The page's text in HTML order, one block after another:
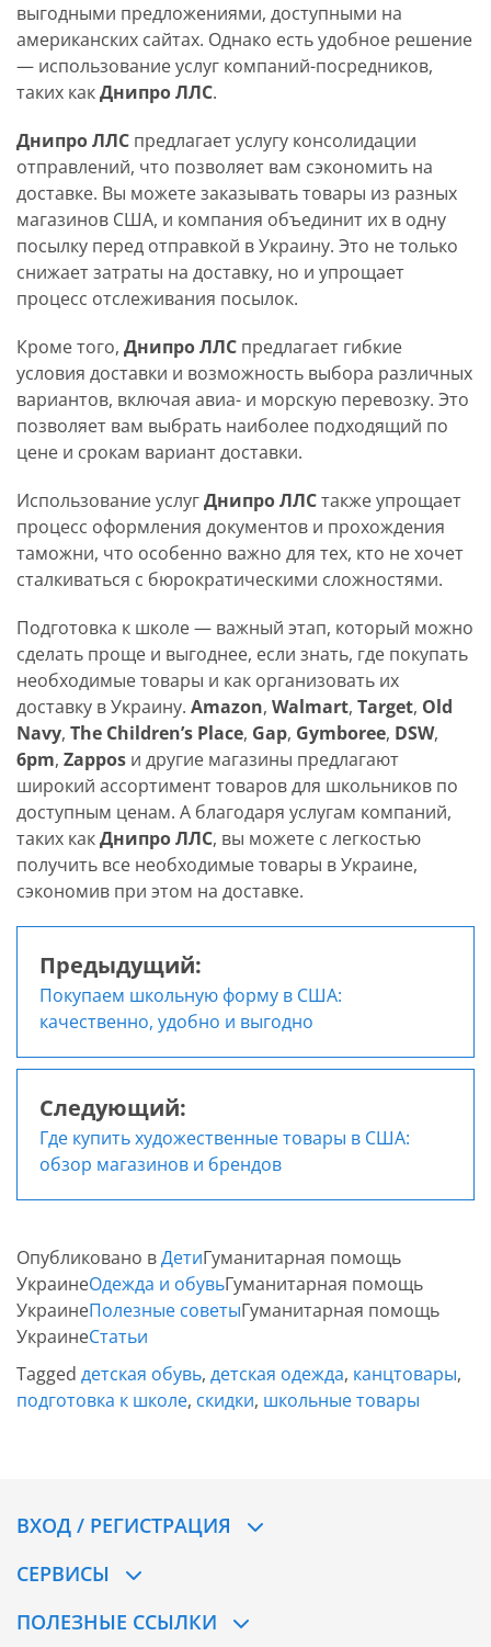
выгодными предложениями, доступными на
американских сайтах. Однако есть удобное решение
— использование услуг компаний-посредников,
таких какДнипро ЛЛС.
Днипро ЛЛС предлагает услугу консолидации
отправлений, что позволяет вам сэкономить на
доставке. Вы можете заказывать товары из разных
магазинов США, и компания объединит их в одну
посылку перед отправкой в Украину. Это не только
снижает затраты на доставку, но и упрощает
процесс отслеживания посылок.
Кроме того, Днипро ЛЛС предлагает гибкие
условия доставки и возможность выбора различных
вариантов, включая авиа- и морскую перевозку. Это
позволяет вам выбрать наиболее подходящий по
цене и срокам вариант доставки.
Использование услугДнипро ЛЛСтакже упрощает
процесс оформления документов и прохождения
таможни, что особенно важно для тех, кто не хочет
сталкиваться с бюрократическими сложностями.
Подготовка к школе — важный этап, который можно
сделать проще и выгоднее, если знать, где покупать
необходимые товары и как организовать их
доставку в Украину. Amazon, Walmart, Target, Old
Navy, The Children’s Place, Gap, Gymboree, DSW,
6pm, Zappos и другие магазины предлагают
широкий ассортимент товаров для школьников по
доступным ценам. А благодаря услугам компаний,
таких какДнипро ЛЛС, вы можете с легкостью
получить все необходимые товары в Украине,
сэкономив при этом на доставке.
Навигация
по
записям
Предыдущий:
Покупаем школьную форму в США:
качественно, удобно и выгодно
Следующий:
Где купить художественные товары в США:
обзор магазинов и брендов
Опубликовано вДетиГуманитарная помощь
УкраинеОдежда и обувьГуманитарная помощь
УкраинеПолезные советыГуманитарная помощь
УкраинеСтатьи
Tagged детская обувь, детская одежда, канцтовары,
подготовка к школе, скидки, школьные товары
ВХОД / РЕГИСТРАЦИЯ
СЕРВИСЫ
ПОЛЕЗНЫЕ ССЫЛКИ